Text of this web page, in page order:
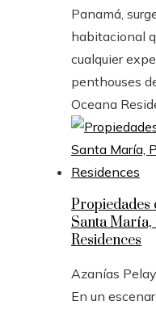
Panamá,
habitacional
cualquier
penthouses
Oceana
Propiedades
Santa María,
Residences
Azanías
En un